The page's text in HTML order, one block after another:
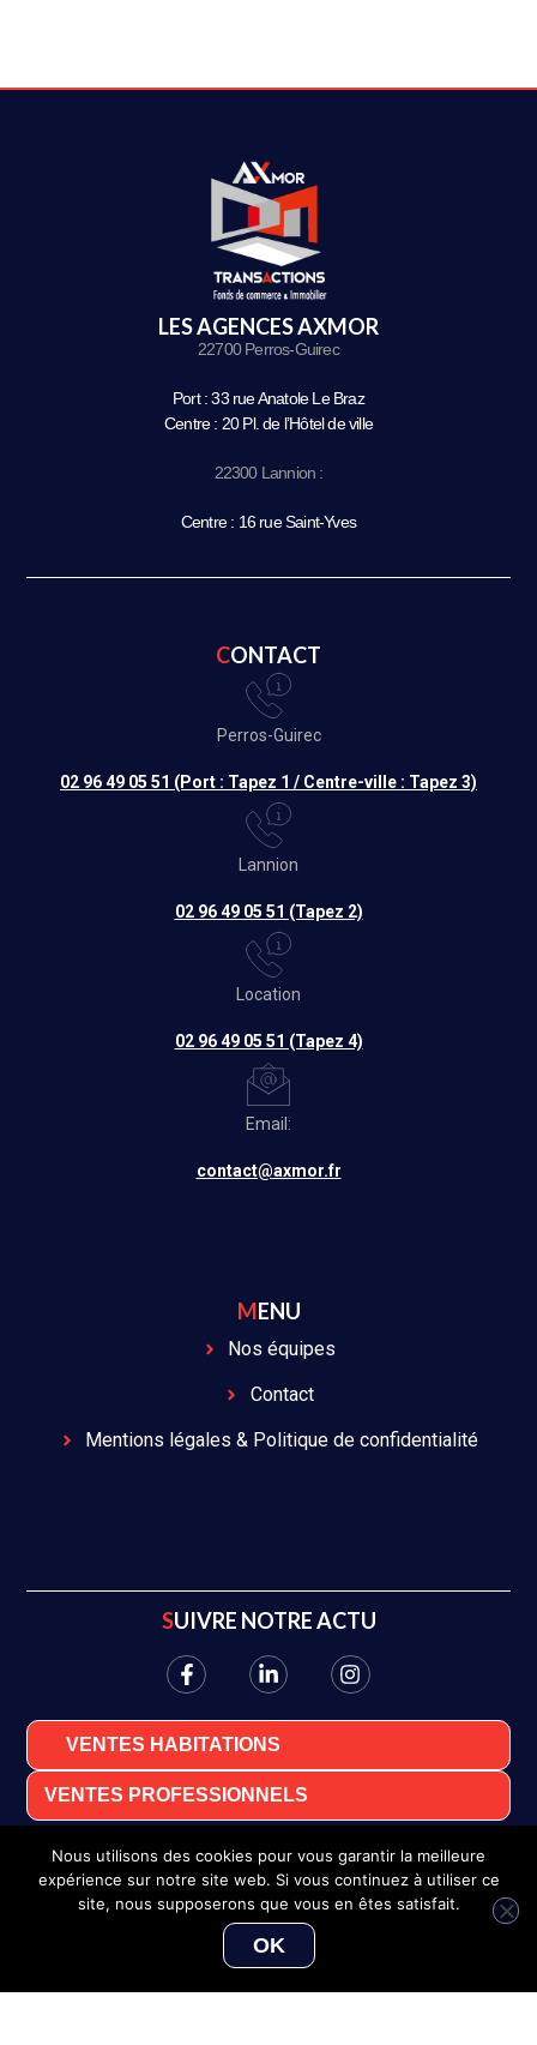
LES AGENCES AXMOR
22700 Perros-Guirec
Port : 33 rue Anatole Le Braz
Centre : 20 Pl. de l’Hôtel de ville
22300 Lannion :
Centre : 16 rue Saint-Yves
CONTACT
Perros-Guirec
02 96 49 05 51 (Port : Tapez 1 / Centre-ville : Tapez 3)
Lannion
02 96 49 05 51 (Tapez 2)
Location
02 96 49 05 51 (Tapez 4)
Email:
contact@axmor.fr
MENU
Nos équipes
Contact
Mentions légales & Politique de confidentialité
SUIVRE NOTRE ACTU
VENTES HABITATIONS
VENTES PROFESSIONNELS
Pauline LE MEUR-GELGON
Nous utilisons des cookies pour vous garantir la meilleure
expérience sur notre site web. Si vous continuez à utiliser ce
site, nous supposerons que vous en êtes satisfait.
OK